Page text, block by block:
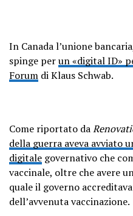
In Canada l’unione
spinge perun «digital ID»
Forum di Klaus Schwab.
Come riportato da
della guerra aveva avviato
digitale governativo che
vaccinale, oltre che avere
quale il governo
dell’avvenuta vaccinazione.